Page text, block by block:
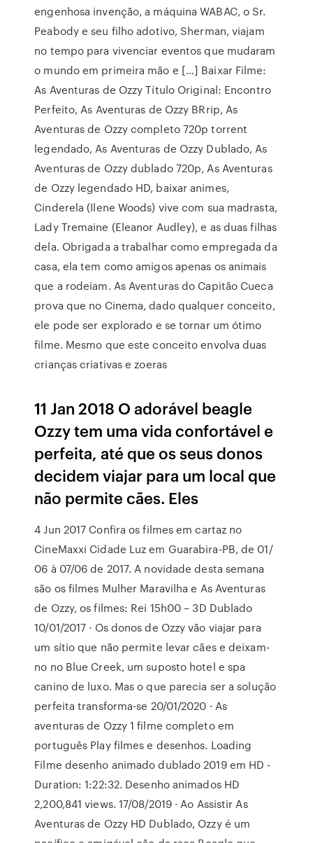
engenhosa invenção, a máquina WABAC, o Sr.
Peabody e seu filho adotivo, Sherman, viajam
no tempo para vivenciar eventos que mudaram
o mundo em primeira mão e […] Baixar Filme:
As Aventuras de Ozzy Título Original: Encontro
Perfeito, As Aventuras de Ozzy BRrip, As
Aventuras de Ozzy completo 720p torrent
legendado, As Aventuras de Ozzy Dublado, As
Aventuras de Ozzy dublado 720p, As Aventuras
de Ozzy legendado HD, baixar animes,
Cinderela (Ilene Woods) vive com sua madrasta,
Lady Tremaine (Eleanor Audley), e as duas filhas
dela. Obrigada a trabalhar como empregada da
casa, ela tem como amigos apenas os animais
que a rodeiam. As Aventuras do Capitão Cueca
prova que no Cinema, dado qualquer conceito,
ele pode ser explorado e se tornar um ótimo
filme. Mesmo que este conceito envolva duas
crianças criativas e zoeras
11 Jan 2018 O adorável beagle
Ozzy tem uma vida confortável e
perfeita, até que os seus donos
decidem viajar para um local que
não permite cães. Eles
4 Jun 2017 Confira os filmes em cartaz no
CineMaxxi Cidade Luz em Guarabira-PB, de 01/
06 à 07/06 de 2017. A novidade desta semana
são os filmes Mulher Maravilha e As Aventuras
de Ozzy, os filmes: Rei 15h00 – 3D Dublado
10/01/2017 · Os donos de Ozzy vão viajar para
um sítio que não permite levar cães e deixam-
no no Blue Creek, um suposto hotel e spa
canino de luxo. Mas o que parecia ser a solução
perfeita transforma-se 20/01/2020 · As
aventuras de Ozzy 1 filme completo em
português Play filmes e desenhos. Loading
Filme desenho animado dublado 2019 em HD -
Duration: 1:22:32. Desenho animados HD
2,200,841 views. 17/08/2019 · Ao Assistir As
Aventuras de Ozzy HD Dublado, Ozzy é um